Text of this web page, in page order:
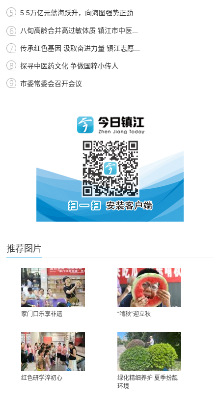
5.5万亿元蓝海跃升，向海图强势正劲
八旬高龄合并高过敏体质 镇江市中医...
传承红色基因 汲取奋进力量 镇江志愿...
探寻中医药文化 争做国粹小传人
市委常委会召开会议
推荐图片
家门口乐享非遗 “啃秋”迎立秋
红色研学淬初心
绿化精细养护 夏季扮靓
环境